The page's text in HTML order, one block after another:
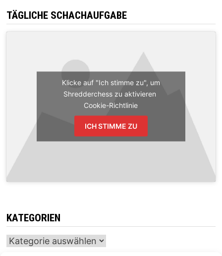
TÄGLICHE SCHACHAUFGABE
Klicke auf "Ich stimme zu", um
Shredderchess zu aktivieren
Cookie-Richtlinie
ICH STIMME ZU
KATEGORIEN
Kategorien